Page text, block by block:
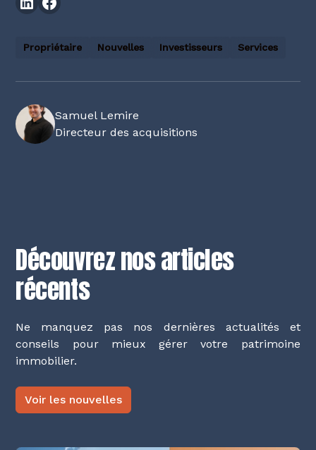
Propriétaire Nouvelles Investisseurs Services
Samuel Lemire
Directeur des acquisitions
Découvrez nos articles
récents
Ne manquez pas nos dernières actualités et
conseils pour mieux gérer votre patrimoine
immobilier.
Voir les nouvelles